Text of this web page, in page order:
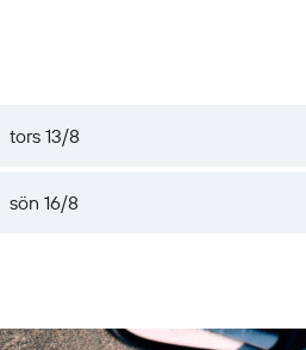
tors 13/8
sön 16/8